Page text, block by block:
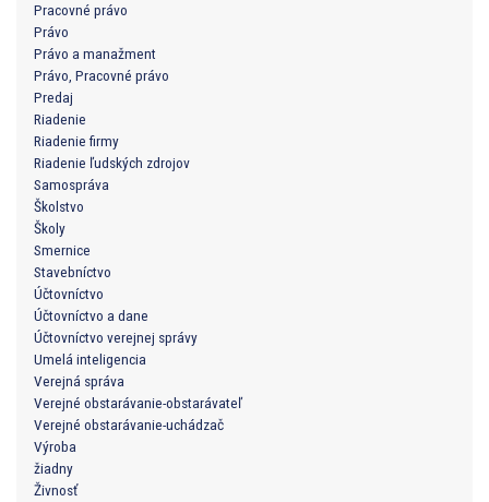
Pracovné právo
Právo
Právo a manažment
Právo, Pracovné právo
Predaj
Riadenie
Riadenie firmy
Riadenie ľudských zdrojov
Samospráva
Školstvo
Školy
Smernice
Stavebníctvo
Účtovníctvo
Účtovníctvo a dane
Účtovníctvo verejnej správy
Umelá inteligencia
Verejná správa
Verejné obstarávanie-obstarávateľ
Verejné obstarávanie-uchádzač
Výroba
žiadny
Živnosť